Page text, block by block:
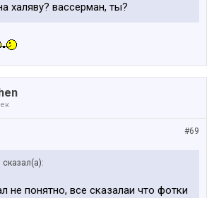
халяву? вассерман, ты?
#69
не понятно, все сказалаи что фотки